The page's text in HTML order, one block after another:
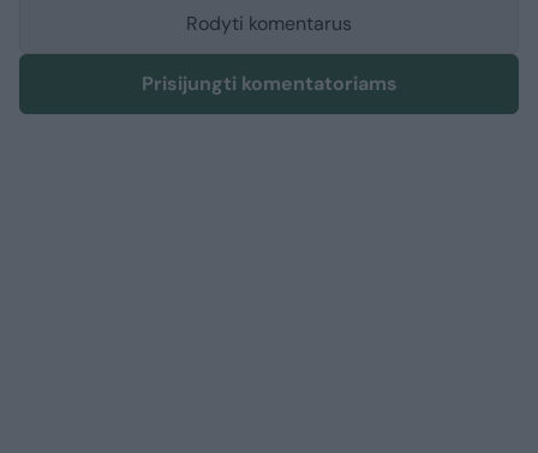
Rodyti komentarus
Prisijungti komentatoriams